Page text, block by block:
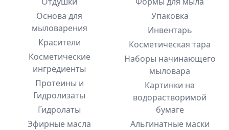
Основа для
мыловарения
Красители
Косметические
ингредиенты
Протеины и
Гидролизаты
Гидролаты
Эфирные масла
Упаковка
Инвентарь
Косметическая тара
Наборы начинающего
мыловара
Картинки на
водорастворимой
бумаге
Альгинатные маски